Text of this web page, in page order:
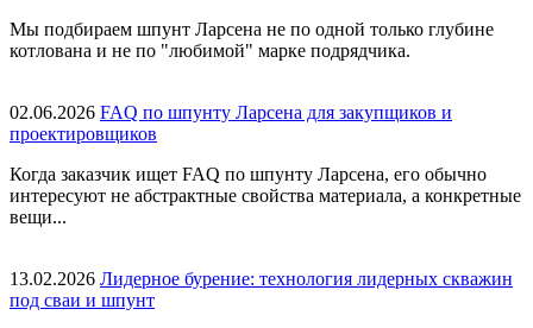
Мы подбираем шпунт Ларсена не по одной только глубине
котлована и не по "любимой" марке подрядчика.
02.06.2026 FAQ по шпунту Ларсена для закупщиков и
проектировщиков
Когда заказчик ищет FAQ по шпунту Ларсена, его обычно
интересуют не абстрактные свойства материала, а конкретные
вещи...
13.02.2026 Лидерное бурение: технология лидерных скважин
под сваи и шпунт